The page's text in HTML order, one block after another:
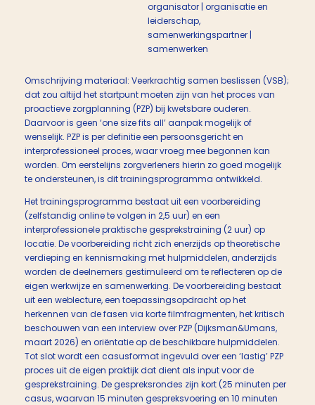
organisator | organisatie en
leiderschap,
samenwerkingspartner |
samenwerken
Omschrijving materiaal: Veerkrachtig samen beslissen (VSB);
dat zou altijd het startpunt moeten zijn van het proces van
proactieve zorgplanning (PZP) bij kwetsbare ouderen.
Daarvoor is geen ‘one size fits all’ aanpak mogelijk of
wenselijk. PZP is per definitie een persoonsgericht en
interprofessioneel proces, waar vroeg mee begonnen kan
worden. Om eerstelijns zorgverleners hierin zo goed mogelijk
te ondersteunen, is dit trainingsprogramma ontwikkeld.
Het trainingsprogramma bestaat uit een voorbereiding
(zelfstandig online te volgen in 2,5 uur) en een
interprofessionele praktische gesprekstraining (2 uur) op
locatie. De voorbereiding richt zich enerzijds op theoretische
verdieping en kennismaking met hulpmiddelen, anderzijds
worden de deelnemers gestimuleerd om te reflecteren op de
eigen werkwijze en samenwerking. De voorbereiding bestaat
uit een weblecture, een toepassingsopdracht op het
herkennen van de fasen via korte filmfragmenten, het kritisch
beschouwen van een interview over PZP (Dijksman&Umans,
maart 2026) en oriëntatie op de beschikbare hulpmiddelen.
Tot slot wordt een casusformat ingevuld over een ‘lastig’ PZP
proces uit de eigen praktijk dat dient als input voor de
gesprekstraining. De gespreksrondes zijn kort (25 minuten per
casus, waarvan 15 minuten gespreksvoering en 10 minuten